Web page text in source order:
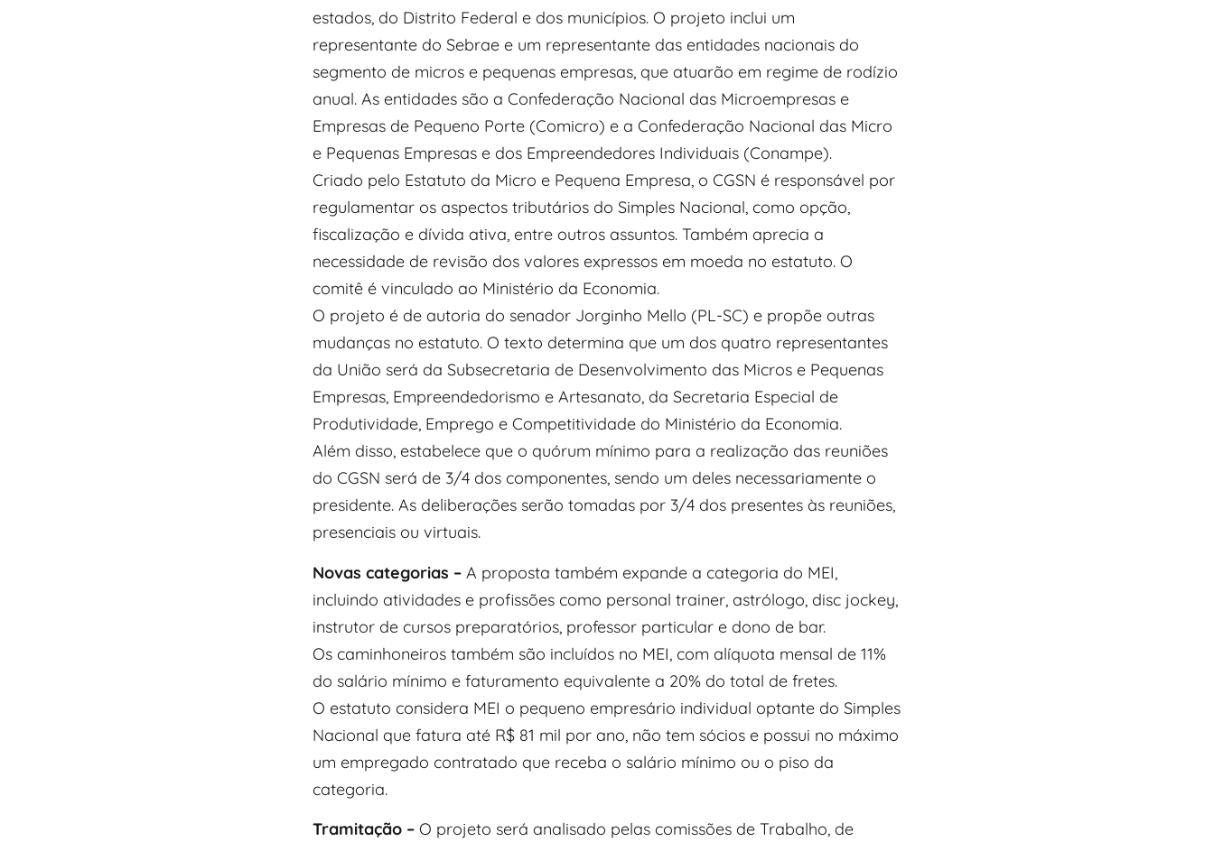
estados, do Distrito Federal e dos municípios. O projeto inclui um
representante do Sebrae e um representante das entidades nacionais do
segmento de micros e pequenas empresas, que atuarão em regime de rodízio
anual. As entidades são a Confederação Nacional das Microempresas e
Empresas de Pequeno Porte (Comicro) e a Confederação Nacional das Micro
e Pequenas Empresas e dos Empreendedores Individuais (Conampe).
Criado pelo Estatuto da Micro e Pequena Empresa, o CGSN é responsável por
regulamentar os aspectos tributários do Simples Nacional, como opção,
fiscalização e dívida ativa, entre outros assuntos. Também aprecia a
necessidade de revisão dos valores expressos em moeda no estatuto. O
comitê é vinculado ao Ministério da Economia.
O projeto é de autoria do senador Jorginho Mello (PL-SC) e propõe outras
mudanças no estatuto. O texto determina que um dos quatro representantes
da União será da Subsecretaria de Desenvolvimento das Micros e Pequenas
Empresas, Empreendedorismo e Artesanato, da Secretaria Especial de
Produtividade, Emprego e Competitividade do Ministério da Economia.
Além disso, estabelece que o quórum mínimo para a realização das reuniões
do CGSN será de 3/4 dos componentes, sendo um deles necessariamente o
presidente. As deliberações serão tomadas por 3/4 dos presentes às reuniões,
presenciais ou virtuais.
Novas categorias – A proposta também expande a categoria do MEI,
incluindo atividades e profissões como personal trainer, astrólogo, disc jockey,
instrutor de cursos preparatórios, professor particular e dono de bar.
Os caminhoneiros também são incluídos no MEI, com alíquota mensal de 11%
do salário mínimo e faturamento equivalente a 20% do total de fretes.
O estatuto considera MEI o pequeno empresário individual optante do Simples
Nacional que fatura até R$ 81 mil por ano, não tem sócios e possui no máximo
um empregado contratado que receba o salário mínimo ou o piso da
categoria.
Tramitação – O projeto será analisado pelas comissões de Trabalho, de